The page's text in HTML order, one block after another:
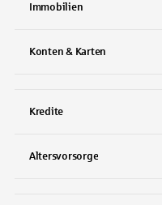
Immobilien
Konten & Karten
Kredite
Altersvorsorge